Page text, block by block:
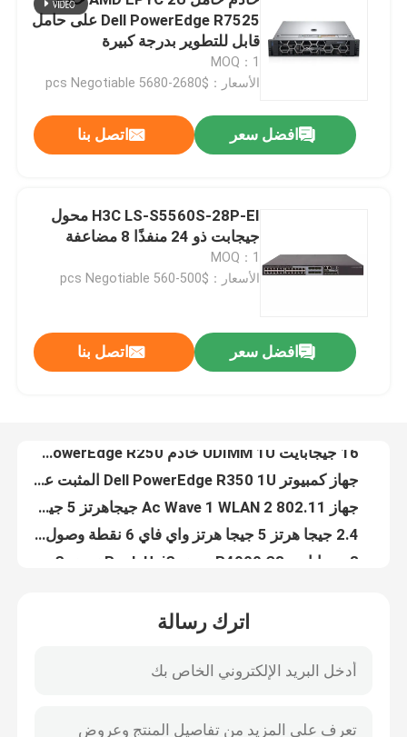
المنتجات
اتصل بنا
أخبار
VR Show
خادم تخزين الرف
Dell PowerEdge R7525 على حامل
قابل للتطوير بدرجة كبيرة
MOQ：1
الأسعار：$2680-5680 pcs Negotiable
افضل سعر اتصل بنا
H3C LS-S5560S-28P-EI محول
جيجابت ذو 24 منفذًا 8 مضاعفة
MOQ：1
الأسعار：$500-560 pcs Negotiable
افضل سعر اتصل بنا
16 جيجا DDR4 رف تخزين خادم Lenovo ThinkSystem SR250 مقبس واحد للخادم
2.4 جيجا هرتز 5 جيجا هرتز واي فاي 6 نقطة وصول داخلي دعم أكثر من 300 عميل UniFi6 Pro
8 جيجابايت DDR4 Xeon CPU Server H3C 2U Server Rack UniServer R4900 G3
R4300 G3 H3C Server 4U يدعم خادم التخزين ما يصل إلى 52 محرك أقراص عالي التخزين
خادم Intel Xeon H3C Server 2U Rackmount Server UniServer R4700 G3
اترك رسالة